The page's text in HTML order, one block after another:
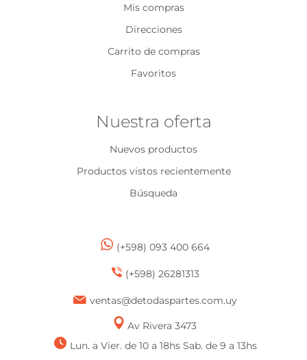
Mis compras
Direcciones
Carrito de compras
Favoritos
Nuestra oferta
Nuevos productos
Productos vistos recientemente
Búsqueda
(+598) 093 400 664
(+598) 26281313
ventas@detodaspartes.com.uy
Av Rivera 3473
Lun. a Vier. de 10 a 18hs Sab. de 9 a 13hs